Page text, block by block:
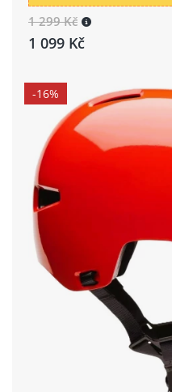
1 299 Kč
1 099 Kč
-16%